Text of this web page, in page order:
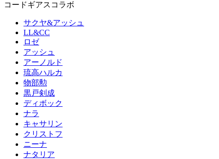
コードギアスコラボ
サクヤ&アッシュ
LL&CC
ロゼ
アッシュ
アーノルド
琉高ハルカ
物部勲
黒戸剣成
ディボック
ナラ
キャサリン
クリストフ
ニーナ
ナタリア